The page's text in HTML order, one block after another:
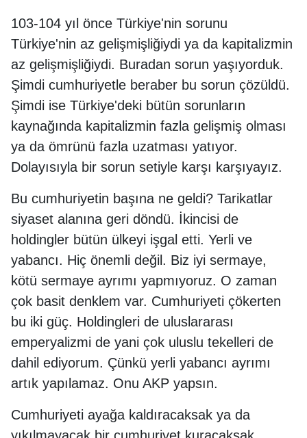
103-104 yıl önce Türkiye'nin sorunu
Türkiye'nin az gelişmişliğiydi ya da kapitalizmin
az gelişmişliğiydi. Buradan sorun yaşıyorduk.
Şimdi cumhuriyetle beraber bu sorun çözüldü.
Şimdi ise Türkiye'deki bütün sorunların
kaynağında kapitalizmin fazla gelişmiş olması
ya da ömrünü fazla uzatması yatıyor.
Dolayısıyla bir sorun setiyle karşı karşıyayız.
Bu cumhuriyetin başına ne geldi? Tarikatlar
siyaset alanına geri döndü. İkincisi de
holdingler bütün ülkeyi işgal etti. Yerli ve
yabancı. Hiç önemli değil. Biz iyi sermaye,
kötü sermaye ayrımı yapmıyoruz. O zaman
çok basit denklem var. Cumhuriyeti çökerten
bu iki güç. Holdingleri de uluslararası
emperyalizmi de yani çok uluslu tekelleri de
dahil ediyorum. Çünkü yerli yabancı ayrımı
artık yapılamaz. Onu AKP yapsın.
Cumhuriyeti ayağa kaldıracaksak ya da